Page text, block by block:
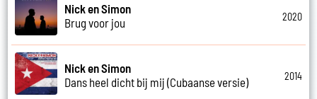
Nick en Simon
Brug voor jou
2020
Nick en Simon
Dans heel dicht bij mij (Cubaanse versie)
2014